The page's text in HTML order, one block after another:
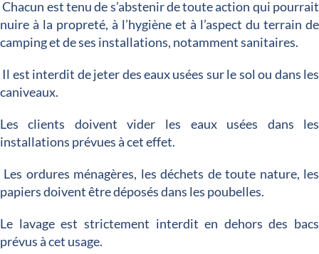
Chacun est tenu de s’abstenir de toute action qui pourrait
nuire à la propreté, à l’hygiène et à l’aspect du terrain de
camping et de ses installations, notamment sanitaires.
Il est interdit de jeter des eaux usées sur le sol ou dans les
caniveaux.
Les clients doivent vider les eaux usées dans les
installations prévues à cet effet.
Les ordures ménagères, les déchets de toute nature, les
papiers doivent être déposés dans les poubelles.
Le lavage est strictement interdit en dehors des bacs
prévus à cet usage.